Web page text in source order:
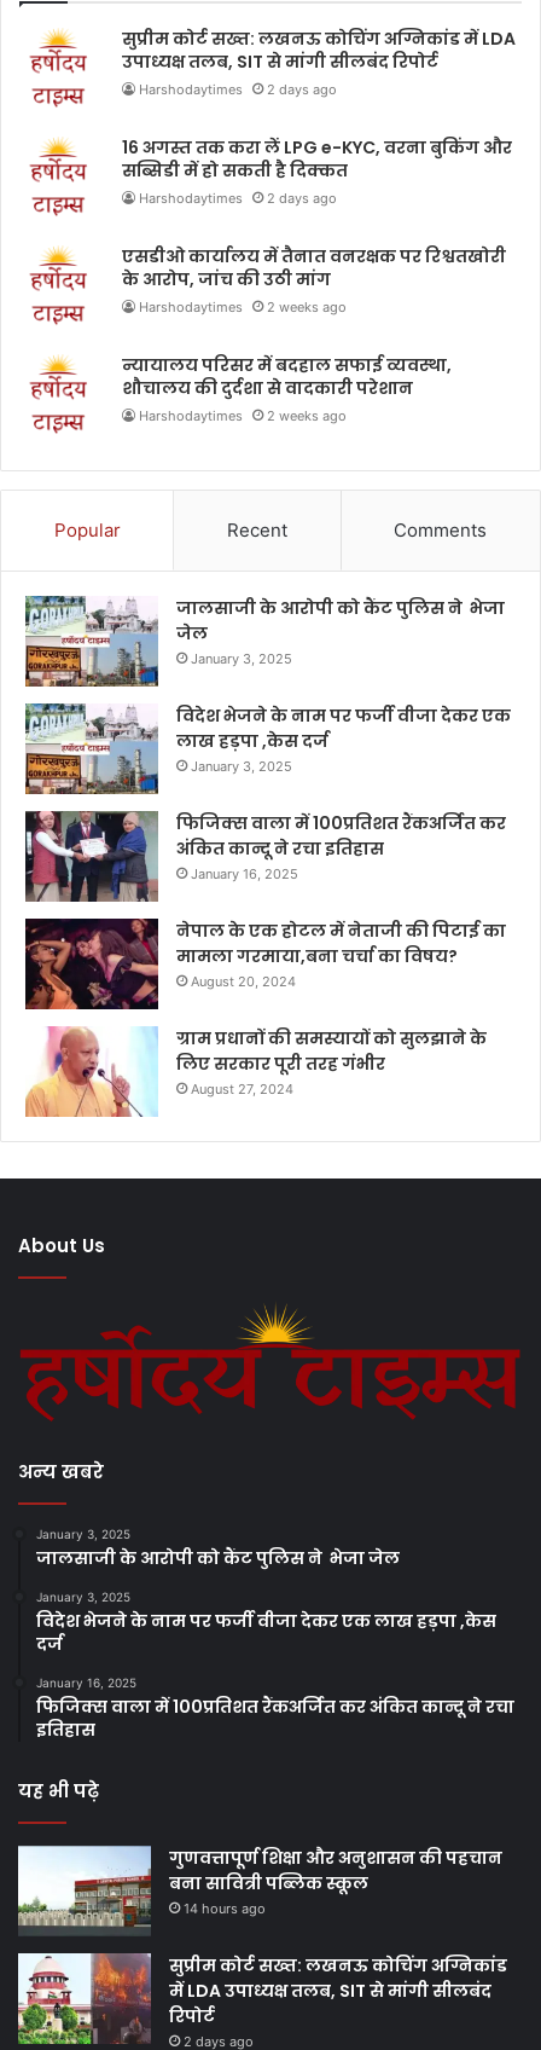
सुप्रीम कोर्ट सख्त: लखनऊ कोचिंग अग्निकांड में LDA
उपाध्यक्ष तलब, SIT से मांगी सीलबंद रिपोर्ट
Harshodaytimes 2 days ago
16 अगस्त तक करा लें LPG e-KYC, वरना बुकिंग और
सब्सिडी में हो सकती है दिक्कत
Harshodaytimes 2 days ago
एसडीओ कार्यालय में तैनात वनरक्षक पर रिश्वतखोरी
के आरोप, जांच की उठी मांग
Harshodaytimes 2 weeks ago
न्यायालय परिसर में बदहाल सफाई व्यवस्था,
शौचालय की दुर्दशा से वादकारी परेशान
Harshodaytimes 2 weeks ago
Popular Recent Comments
जालसाजी के आरोपी को कैंट पुलिस ने भेजा
जेल
January 3, 2025
विदेश भेजने के नाम पर फर्जी वीजा देकर एक
लाख हड़पा ,केस दर्ज
January 3, 2025
फिजिक्स वाला में 100प्रतिशत रैंकअर्जित कर
अंकित कान्दू ने रचा इतिहास
January 16, 2025
नेपाल के एक होटल में नेताजी की पिटाई का
मामला गरमाया,बना चर्चा का विषय?
August 20, 2024
ग्राम प्रधानों की समस्यायों को सुलझाने के
लिए सरकार पूरी तरह गंभीर
August 27, 2024
About Us
अन्य खबरे
January 3, 2025
जालसाजी के आरोपी को कैंट पुलिस ने भेजा जेल
January 3, 2025
विदेश भेजने के नाम पर फर्जी वीजा देकर एक लाख हड़पा ,केस
दर्ज
January 16, 2025
फिजिक्स वाला में 100प्रतिशत रैंकअर्जित कर अंकित कान्दू ने रचा
इतिहास
यह भी पढ़े
गुणवत्तापूर्ण शिक्षा और अनुशासन की पहचान
बना सावित्री पब्लिक स्कूल
14 hours ago
सुप्रीम कोर्ट सख्त: लखनऊ कोचिंग अग्निकांड
में LDA उपाध्यक्ष तलब, SIT से मांगी सीलबंद
रिपोर्ट
2 days ago